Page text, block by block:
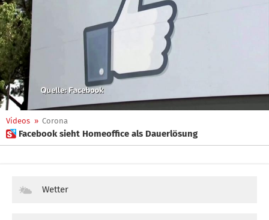
Videos » Corona
 Facebook sieht Homeoffice als Dauerlösung
Wetter